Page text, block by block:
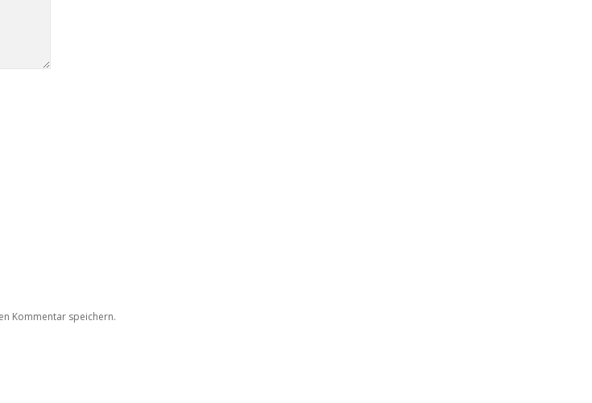
Kommentar speichern.